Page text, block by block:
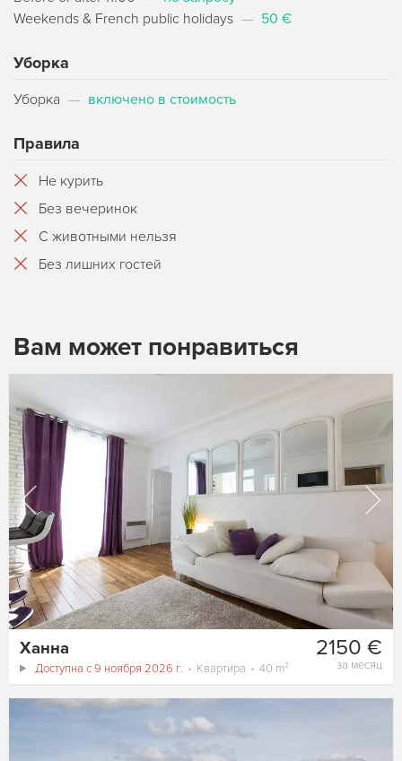
Weekends & French public holidays — 50 €
Уборка
Уборка — включено в стоимость
Правила
Не курить
Без вечеринок
С животными нельзя
Без лишних гостей
Вам может понравиться
2150 €
за месяц
Ханна
Доступна с 9 ноября 2026 г. Квартира 40 m²